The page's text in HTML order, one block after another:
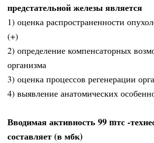
предстательной железы является
1) оценка распространенности
(+)
2) определение компенсаторных
организма
3) оценка процессов регенерации
4) выявление анатомических
Вводимая активность 99 mтс -
составляет (в мбк)